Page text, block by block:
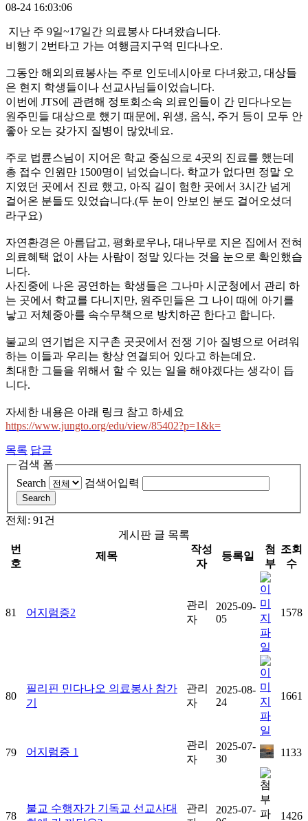
08-24 16:03:06
지난 주 9일~17일간 의료봉사 다녀왔습니다.
비행기 2번타고 가는 여행금지구역 민다나오.
그동안 해외의료봉사는 주로 인도네시아로 다녀왔고, 대상들
은 현지 학생들이나 선교사님들이었습니다.
이번에 JTS에 관련해 정토회소속 의료인들이 간 민다나오는
원주민들 대상으로 했기 때문에, 위생, 음식, 주거 등이 모두 안
좋아 오는 갖가지 질병이 많았네요.
주로 법륜스님이 지어온 학교 중심으로 4곳의 진료를 했는데
총 접수 인원만 1500명이 넘었습니다. 학교가 없다면 정말 오
지였던 곳에서 진료 했고, 아직 길이 험한 곳에서 3시간 넘게
걸어온 분들도 있었습니다.(두 눈이 안보인 분도 걸어오셨더
라구요)
자연환경은 아름답고, 평화로우나, 대나무로 지은 집에서 전혀
의료혜택 없이 사는 사람이 정말 있다는 것을 눈으로 확인했습
니다.
사진중에 나온 공연하는 학생들은 그나마 시군청에서 관리 하
는 곳에서 학교를 다니지만, 원주민들은 그 나이 때에 아기를
낳고 저체중아를 속수무책으로 방치하곤 한다고 합니다.
불교의 연기법은 지구촌 곳곳에서 전쟁 기아 질병으로 어려워
하는 이들과 우리는 항상 연결되어 있다고 하는데요.
최대한 그들을 위해서 할 수 있는 일을 해야겠다는 생각이 듭
니다.
자세한 내용은 아래 링크 참고 하세요
https://www.jungto.org/edu/view/85402?p=1&k=
목록 답글
검색 폼
Search
검색어입력
Search
전체: 91건
게시판 글 목록
번
호
제목
작성
자
등록일
첨
부
조회
수
81 어지럼증2
관리
자
2025-09-
05
1578
80
필리핀 민다나오 의료봉사 참가
기
관리
자
2025-08-
24
1661
79 어지럼증 1
관리
자
2025-07-
30
1133
78
불교 수행자가 기독교 선교사대
관리
2025-07-
1426